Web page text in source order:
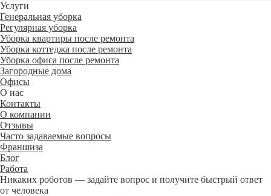
Услуги
Генеральная уборка
Регулярная уборка
Уборка квартиры после ремонта
Уборка коттеджа после ремонта
Уборка офиса после ремонта
Загородные дома
Офисы
О нас
Контакты
О компании
Отзывы
Часто задаваемые вопросы
Франшиза
Блог
Работа
Никаких роботов — задайте вопрос и получите быстрый ответ
от человека